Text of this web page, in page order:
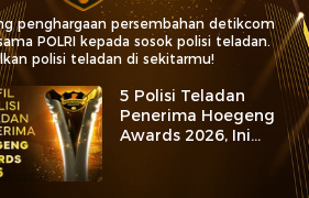
penghargaan persembahan detikcom
POLRI kepada sosok polisi teladan.
polisi teladan di sekitarmu!
5 Polisi Teladan
Penerima Hoegeng
Awards 2026, Ini
Kategori dan Kiprahnya